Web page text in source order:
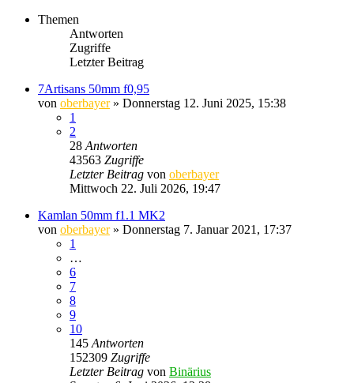
Themen
Antworten
Zugriffe
Letzter Beitrag
7Artisans 50mm f0,95
von oberbayer» Donnerstag 12. Juni 2025, 15:38
1
2
28 Antworten
43563 Zugriffe
Letzter Beitrag von oberbayer
Mittwoch 22. Juli 2026, 19:47
Kamlan 50mm f1.1 MK2
von oberbayer» Donnerstag 7. Januar 2021, 17:37
1
…
6
7
8
9
10
145 Antworten
152309 Zugriffe
Letzter Beitrag von Binärius